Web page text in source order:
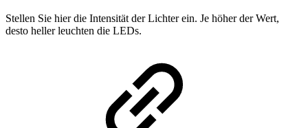
Stellen Sie hier die Intensität der Lichter ein. Je höher der Wert,
desto heller leuchten die LEDs.